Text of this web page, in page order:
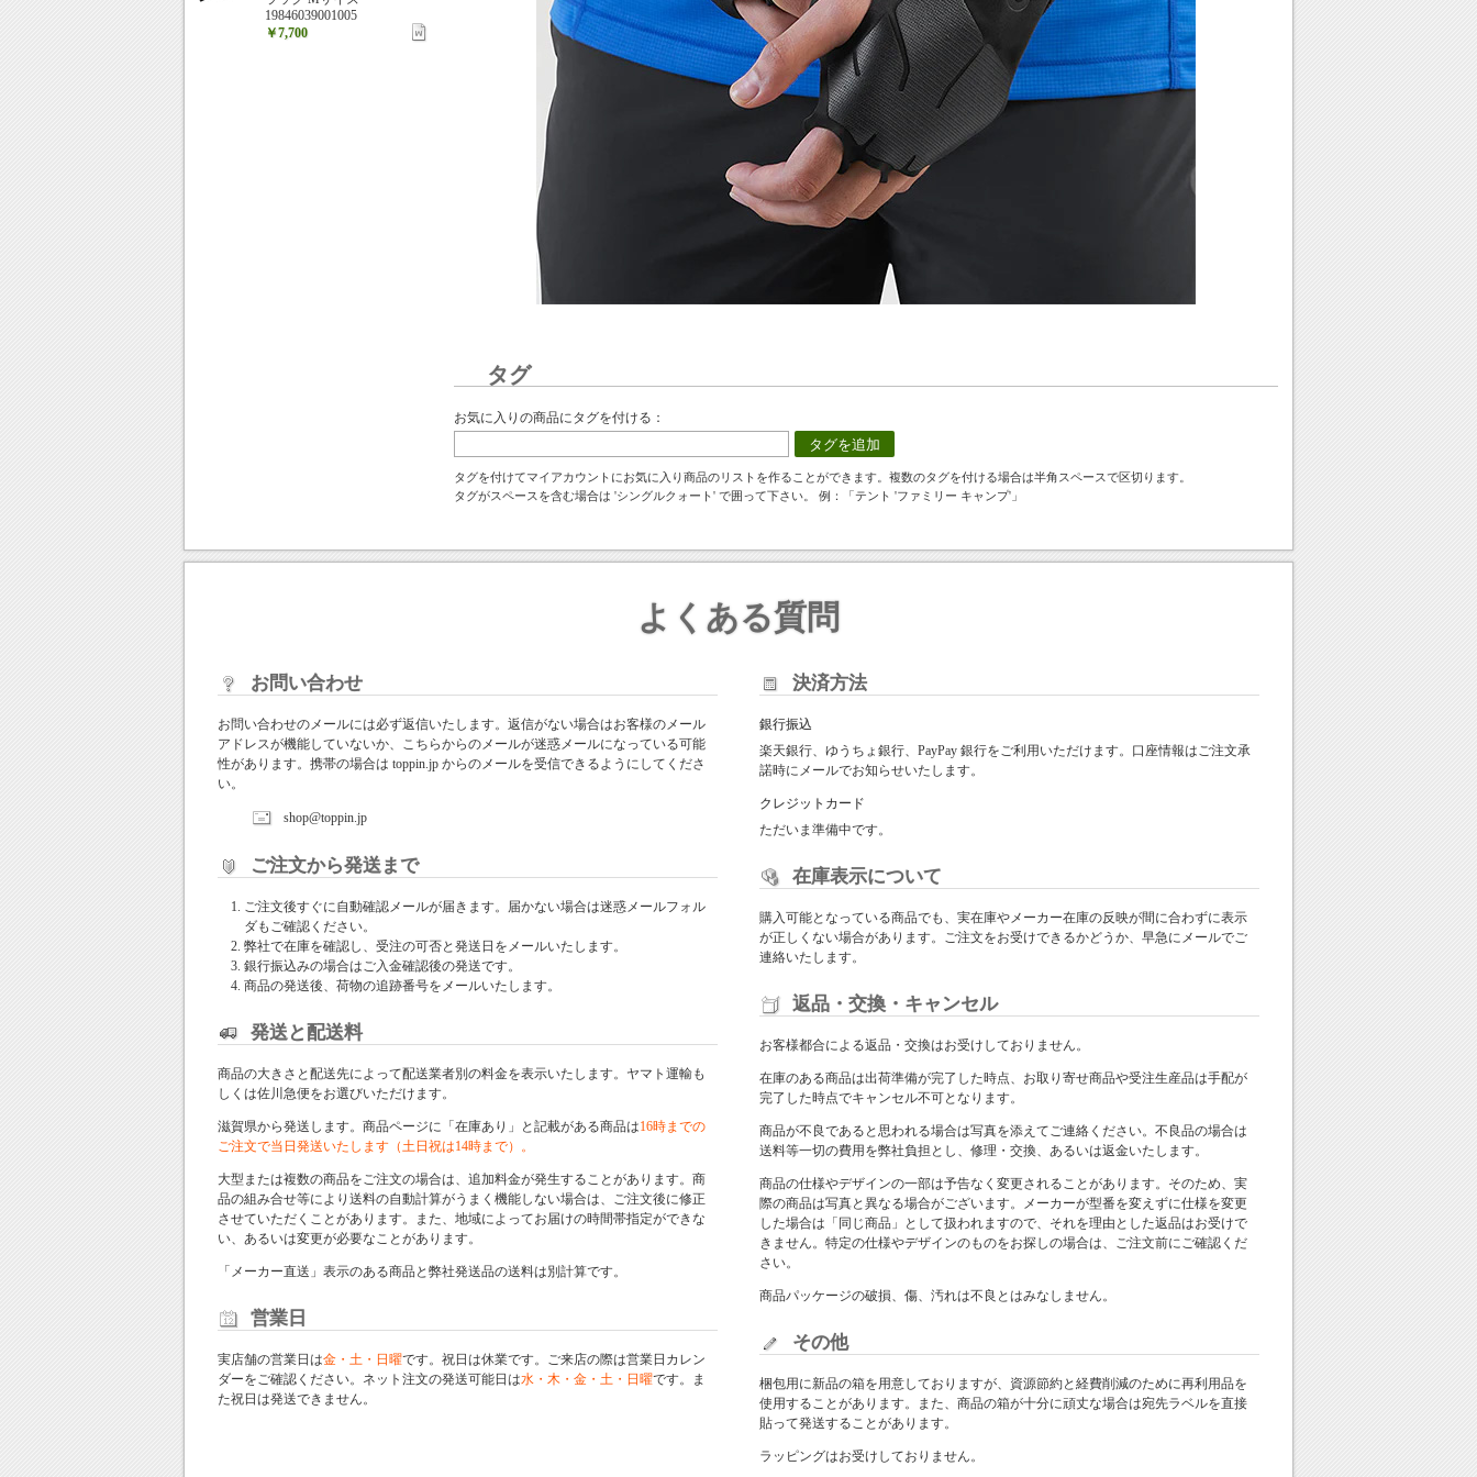
タグ
お気に入りの商品にタグを付ける：
タグを追加
タグを付けてマイアカウントにお気に入り商品のリストを作ることができます。複数のタグを付ける場合は半角スペースで区切ります。
タグがスペースを含む場合は 'シングルクォート' で囲って下さい。 例：「テント 'ファミリー キャンプ'」
19846039001005
￥7,700
よくある質問
お問い合わせ
お問い合わせのメールには必ず返信いたします。返信がない場合はお客様のメール
アドレスが機能していないか、こちらからのメールが迷惑メールになっている可能
性があります。携帯の場合は toppin.jp からのメールを受信できるようにしてくださ
い。
shop@toppin.jp
ご注文から発送まで
ご注文後すぐに自動確認メールが届きます。届かない場合は迷惑メールフォル
ダもご確認ください。
弊社で在庫を確認し、受注の可否と発送日をメールいたします。
銀行振込みの場合はご入金確認後の発送です。
商品の発送後、荷物の追跡番号をメールいたします。
発送と配送料
商品の大きさと配送先によって配送業者別の料金を表示いたします。ヤマト運輸も
しくは佐川急便をお選びいただけます。
滋賀県から発送します。商品ページに「在庫あり」と記載がある商品は16時までの
ご注文で当日発送いたします（土日祝は14時まで）。
大型または複数の商品をご注文の場合は、追加料金が発生することがあります。商
品の組み合せ等により送料の自動計算がうまく機能しない場合は、ご注文後に修正
させていただくことがあります。また、地域によってお届けの時間帯指定ができな
い、あるいは変更が必要なことがあります。
「メーカー直送」表示のある商品と弊社発送品の送料は別計算です。
営業日
実店舗の営業日は金・土・日曜です。祝日は休業です。ご来店の際は営業日カレン
ダーをご確認ください。ネット注文の発送可能日は水・木・金・土・日曜です。ま
た祝日は発送できません。
決済方法
銀行振込
楽天銀行、ゆうちょ銀行、PayPay 銀行をご利用いただけます。口座情報はご注文承
諾時にメールでお知らせいたします。
クレジットカード
ただいま準備中です。
在庫表示について
購入可能となっている商品でも、実在庫やメーカー在庫の反映が間に合わずに表示
が正しくない場合があります。ご注文をお受けできるかどうか、早急にメールでご
連絡いたします。
返品・交換・キャンセル
お客様都合による返品・交換はお受けしておりません。
在庫のある商品は出荷準備が完了した時点、お取り寄せ商品や受注生産品は手配が
完了した時点でキャンセル不可となります。
商品が不良であると思われる場合は写真を添えてご連絡ください。不良品の場合は
送料等一切の費用を弊社負担とし、修理・交換、あるいは返金いたします。
商品の仕様やデザインの一部は予告なく変更されることがあります。そのため、実
際の商品は写真と異なる場合がございます。メーカーが型番を変えずに仕様を変更
した場合は「同じ商品」として扱われますので、それを理由とした返品はお受けで
きません。特定の仕様やデザインのものをお探しの場合は、ご注文前にご確認くだ
さい。
商品パッケージの破損、傷、汚れは不良とはみなしません。
その他
梱包用に新品の箱を用意しておりますが、資源節約と経費削減のために再利用品を
使用することがあります。また、商品の箱が十分に頑丈な場合は宛先ラベルを直接
貼って発送することがあります。
ラッピングはお受けしておりません。